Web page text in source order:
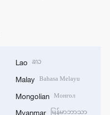
Lao ລາວ
Malay Bahasa Melayu
Mongolian Монгол
Myanmar မြန်မာဘာသာ